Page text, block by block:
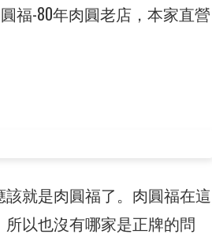
福-80年肉圓老店，本家直營
就是肉圓福了。肉圓福在這
以也沒有哪家是正牌的問